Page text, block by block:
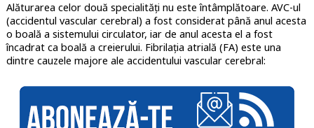
Alăturarea celor două specialități nu este întâmplătoare. AVC-ul
(accidentul vascular cerebral) a fost considerat până anul acesta
o boală a sistemului circulator, iar de anul acesta el a fost
încadrat ca boală a creierului. Fibrilația atrială (FA) este una
dintre cauzele majore ale accidentului vascular cerebral: